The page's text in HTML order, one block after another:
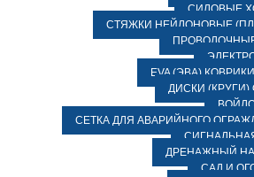
СИЛОВЫЕ
СТЯЖКИ НЕЙЛОНОВЫЕ
EVA (ЭВА)
ДИСКИ
СЕТКА ДЛЯ АВАРИЙНОГО
ДРЕНАЖНЫЙ
САД И